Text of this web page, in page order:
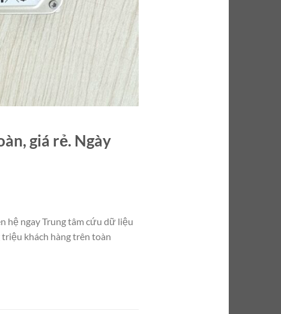
giá rẻ. Ngày
hệ ngay Trung tâm cứu dữ liệu
khách hàng trên toàn